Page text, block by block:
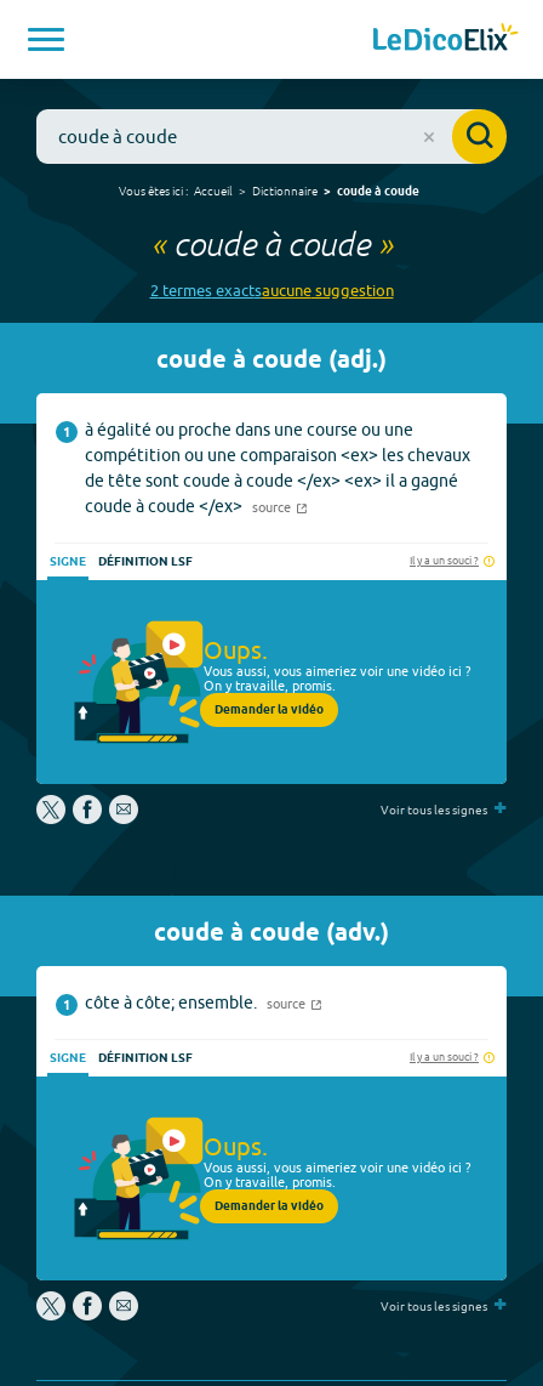
Vous êtes ici : Accueil Dictionnaire coude à coude
« coude à coude»
2 termesexactsaucunesuggestion
coude à coude (adj.)
1
à égalité ou proche dans une course ou une
compétition ou une comparaison <ex> les chevaux
de tête sont coude à coude </ex> <ex> il a gagné
coude à coude </ex>
source
SIGNE DÉFINITION LSF Il y a un souci ?
Oups.
Vous aussi, vous aimeriez voir une vidéo ici ?
On y travaille, promis.
Demander la vidéo
Voir tous les signes +
coude à coude (adv.)
1 côte à côte; ensemble. source
SIGNE DÉFINITION LSF Il y a un souci ?
Oups.
Vous aussi, vous aimeriez voir une vidéo ici ?
On y travaille, promis.
Demander la vidéo
Voir tous les signes +